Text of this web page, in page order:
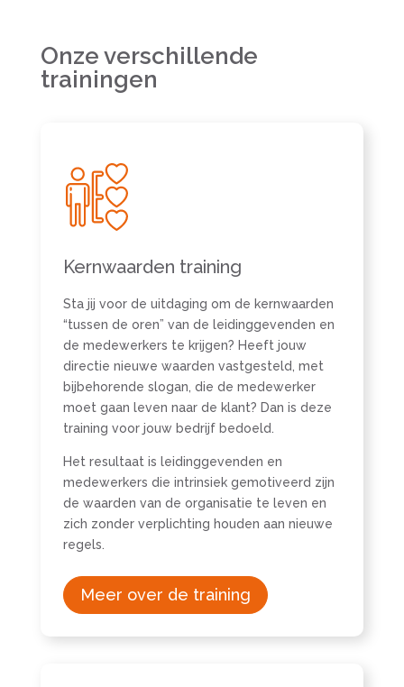
Onze verschillende
trainingen
Kernwaarden training
Sta jij voor de uitdaging om de kernwaarden
“tussen de oren” van de leidinggevenden en
de medewerkers te krijgen? Heeft jouw
directie nieuwe waarden vastgesteld, met
bijbehorende slogan, die de medewerker
moet gaan leven naar de klant? Dan is deze
training voor jouw bedrijf bedoeld.
Het resultaat is leidinggevenden en
medewerkers die intrinsiek gemotiveerd zijn
de waarden van de organisatie te leven en
zich zonder verplichting houden aan nieuwe
regels.
Meer over de training